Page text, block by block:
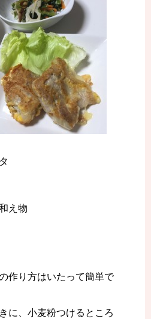
え物
作り方はいたって簡単で
に、小麦粉つけるところ